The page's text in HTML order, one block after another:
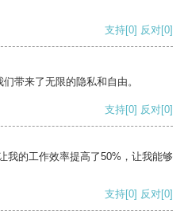
支持[0] 反对[0]
带来了无限的隐私和自由。
支持[0] 反对[0]
我的工作效率提高了50%，让我能够
支持[0] 反对[0]